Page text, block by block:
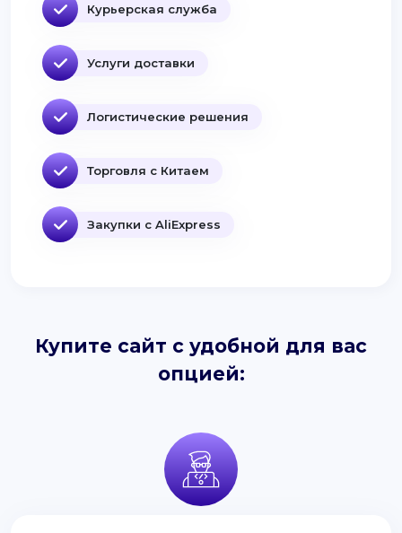
Курьерская служба
Услуги доставки
Логистические решения
Торговля с Китаем
Закупки с AliExpress
Купите сайт с удобной для вас
опцией: